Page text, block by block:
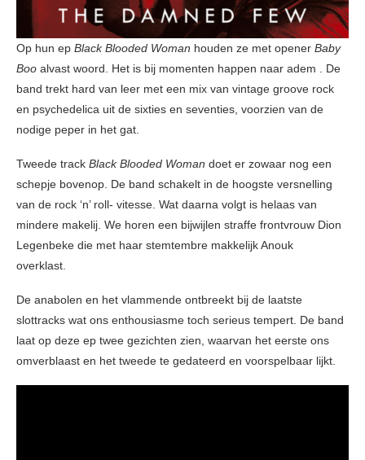
Op hun ep Black Blooded Woman houden ze met opener Baby
Boo alvast woord. Het is bij momenten happen naar adem . De
band trekt hard van leer met een mix van vintage groove rock
en psychedelica uit de sixties en seventies, voorzien van de
nodige peper in het gat.
Tweede track Black Blooded Woman doet er zowaar nog een
schepje bovenop. De band schakelt in de hoogste versnelling
van de rock ‘n’ roll- vitesse. Wat daarna volgt is helaas van
mindere makelij. We horen een bijwijlen straffe frontvrouw Dion
Legenbeke die met haar stemtembre makkelijk Anouk
overklast.
De anabolen en het vlammende ontbreekt bij de laatste
slottracks wat ons enthousiasme toch serieus tempert. De band
laat op deze ep twee gezichten zien, waarvan het eerste ons
omverblaast en het tweede te gedateerd en voorspelbaar lijkt.